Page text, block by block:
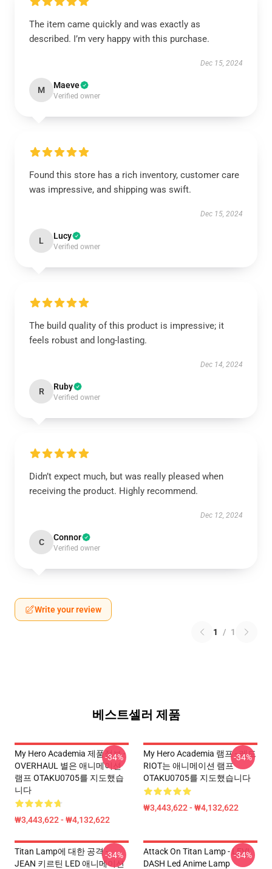
The item came quickly and was exactly as
described. I’m very happy with this purchase.
Dec 15, 2024
M Maeve
Verified owner
Found this store has a rich inventory, customer care
was impressive, and shipping was swift.
Dec 15, 2024
L Lucy
Verified owner
The build quality of this product is impressive; it
feels robust and long-lasting.
Dec 14, 2024
R Ruby
Verified owner
Didn’t expect much, but was really pleased when
receiving the product. Highly recommend.
Dec 12, 2024
C Connor
Verified owner
Write your review
1 / 1
베스트셀러 제품
My Hero Academia 제품정보 -
OVERHAUL 별은 애니메이션
램프 OTAKU0705를 지도했습
니다
₩3,443,622 - ₩4,132,622
-34%
My Hero Academia 램프 - 레드
RIOT는 애니메이션 램프
OTAKU0705를 지도했습니다
₩3,443,622 - ₩4,132,622
-34%
Titan Lamp에 대한 공격 -
JEAN 키르틴 LED 애니메이션
-34%
Attack On Titan Lamp - LEVI
DASH Led Anime Lamp
-34%